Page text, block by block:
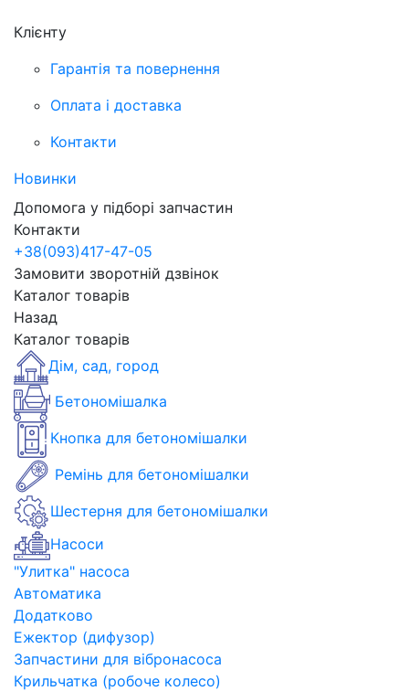
Клієнту
Гарантія та повернення
Оплата і доставка
Контакти
Новинки
Допомога у підборі запчастин
Контакти
+38(093)417-47-05
Замовити зворотній дзвінок
Каталог товарів
Назад
Каталог товарів
Дім, сад, город
Бетономішалка
Кнопка для бетономішалки
Ремінь для бетономішалки
Шестерня для бетономішалки
Насоси
"Улитка" насоса
Автоматика
Додатково
Ежектор (дифузор)
Запчастини для вібронасоса
Крильчатка (робоче колесо)